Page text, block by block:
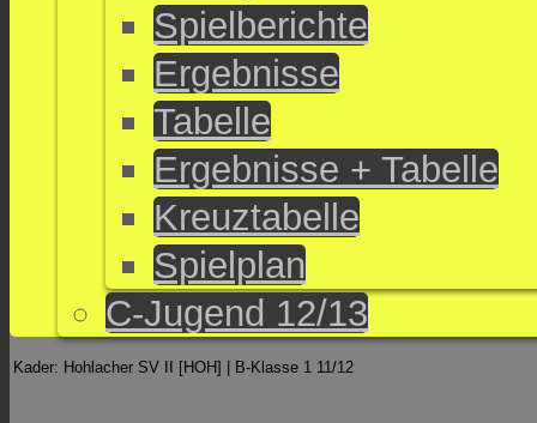
Spielberichte
Ergebnisse
Tabelle
Ergebnisse + Tabelle
Kreuztabelle
Spielplan
C-Jugend 12/13
Kader: Hohlacher SV II [HOH] | B-Klasse 1 11/12